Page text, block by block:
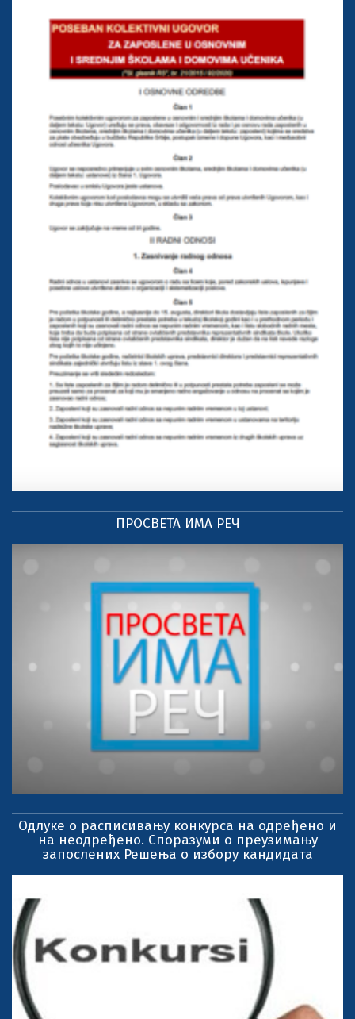
ПРОСВЕТА ИМА РЕЧ
Одлуке о расписивању конкурса на одређено и
на неодређено. Споразуми о преузимању
запослених Решења о избору кандидата